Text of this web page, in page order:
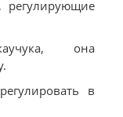
регулирующие
она
в